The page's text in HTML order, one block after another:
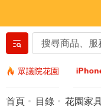
眾議院花園
Вернуться назад
首頁 目錄 花園家